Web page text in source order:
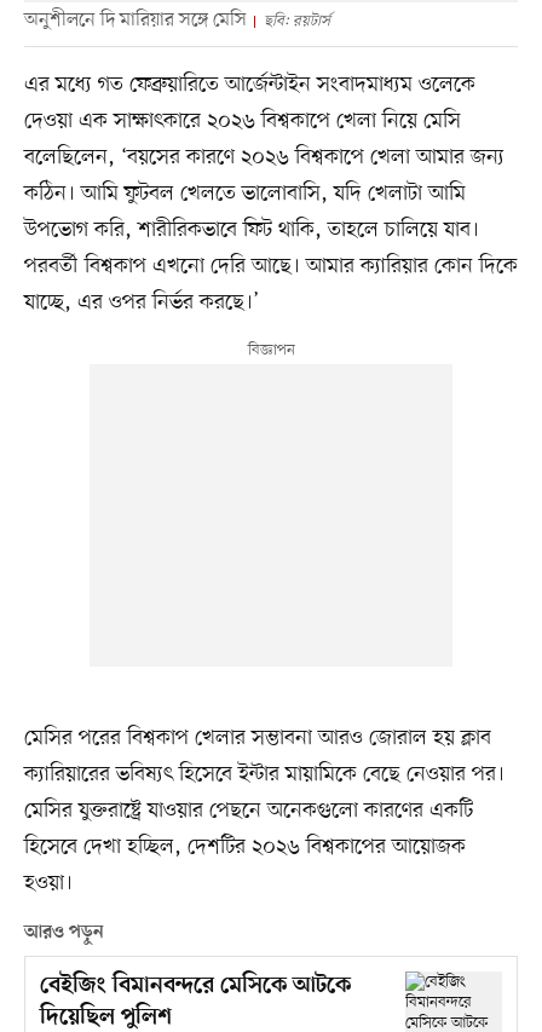
অনুশীলনে দি মারিয়ার সঙ্গে মেসি ছবি: রয়টার্স
এর মধ্যে গত ফেব্রুয়ারিতে আর্জেন্টাইন সংবাদমাধ্যম ওলেকে
দেওয়া এক সাক্ষাৎকারে ২০২৬ বিশ্বকাপে খেলা নিয়ে মেসি
বলেছিলেন, ‘বয়সের কারণে ২০২৬ বিশ্বকাপে খেলা আমার জন্য
কঠিন। আমি ফুটবল খেলতে ভালোবাসি, যদি খেলাটা আমি
উপভোগ করি, শারীরিকভাবে ফিট থাকি, তাহলে চালিয়ে যাব।
পরবর্তী বিশ্বকাপ এখনো দেরি আছে। আমার ক্যারিয়ার কোন দিকে
যাচ্ছে, এর ওপর নির্ভর করছে।’
মেসির পরের বিশ্বকাপ খেলার সম্ভাবনা আরও জোরাল হয় ক্লাব
ক্যারিয়ারের ভবিষ্যৎ হিসেবে ইন্টার মায়ামিকে বেছে নেওয়ার পর।
মেসির যুক্তরাষ্ট্রে যাওয়ার পেছনে অনেকগুলো কারণের একটি
হিসেবে দেখা হচ্ছিল, দেশটির ২০২৬ বিশ্বকাপের আয়োজক
হওয়া।
আরও পড়ুন
বেইজিং বিমানবন্দরে মেসিকে আটকে
দিয়েছিল পুলিশ